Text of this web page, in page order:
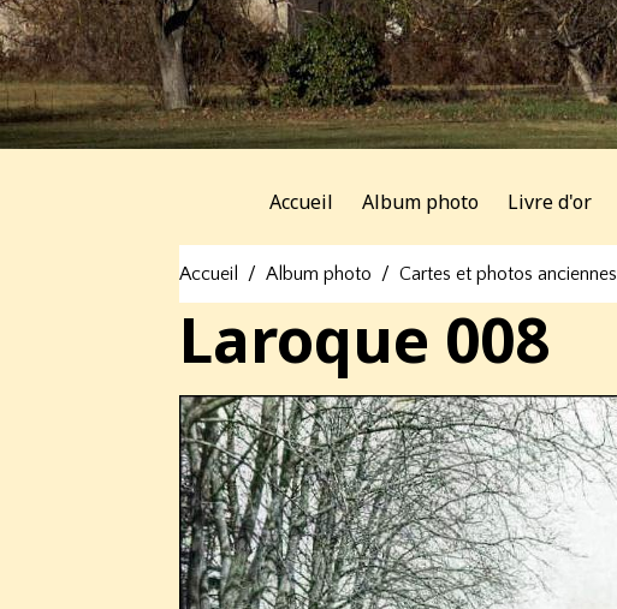
Accueil Album photo Livre d'or
Accueil Album photo Cartes et photos anciennes
Laroque 008